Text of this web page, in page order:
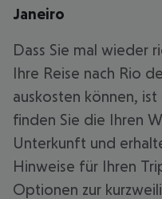
Janeiro
Dass Sie mal wieder
Ihre Reise nach Rio
auskosten können, ist
finden Sie die Ihren
Unterkunft und
Hinweise für Ihren
Optionen zur